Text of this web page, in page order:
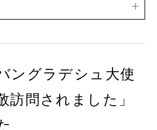
ングラデシュ大使
訪問されました」